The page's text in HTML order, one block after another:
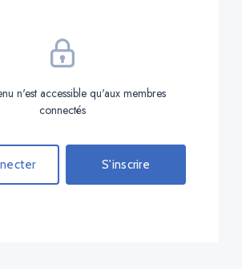
n'est accessible qu'aux membres
connectés
S'inscrire